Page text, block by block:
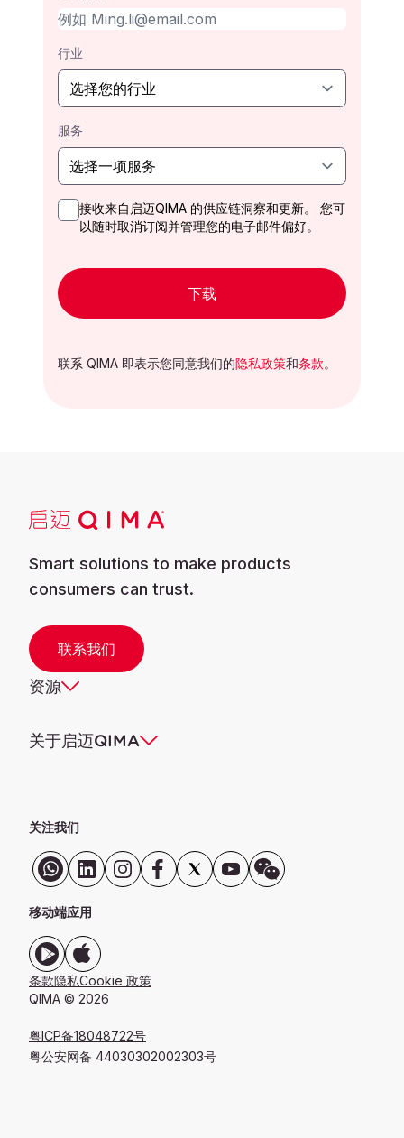
行业
服务
接收来自启迈QIMA 的供应链洞察和更新。 您可
以随时取消订阅并管理您的电子邮件偏好。
下载
联系 QIMA 即表示您同意我们的隐私政策和条款。
Smart solutions to make products
consumers can trust.
联系我们
资源
关于启迈QIMA
关注我们
移动端应用
条款隐私Cookie 政策
QIMA © 2026
粤ICP备18048722号
粤公安网备 44030302002303号